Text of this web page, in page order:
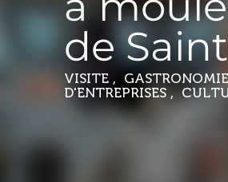
de
VISITE ,
D'ENTREPRISES ,